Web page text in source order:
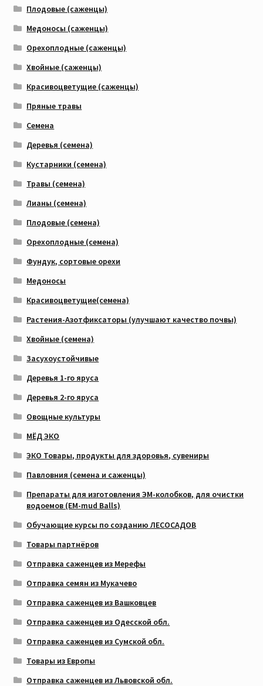
Плодовые (саженцы)
Медоносы (саженцы)
Орехоплодные (саженцы)
Хвойные (саженцы)
Красивоцветущие (саженцы)
Пряные травы
Семена
Деревья (семена)
Кустарники (семена)
Травы (семена)
Лианы (семена)
Плодовые (семена)
Орехоплодные (семена)
Фундук, сортовые орехи
Медоносы
Красивоцветущие(семена)
Растения-Азотфиксаторы (улучшают качество почвы)
Хвойные (семена)
Засухоустойчивые
Деревья 1-го яруса
Деревья 2-го яруса
Овощные культуры
МЁД ЭКО
ЭКО Товары, продукты для здоровья, сувениры
Павловния (семена и саженцы)
Препараты для изготовления ЭМ-колобков, для очистки
водоемов (EM-mud Balls)
Обучающие курсы по созданию ЛЕСОСАДОВ
Товары партнёров
Отправка саженцев из Мерефы
Отправка семян из Мукачево
Отправка саженцев из Вашковцев
Отправка саженцев из Одесской обл.
Отправка саженцев из Сумской обл.
Товары из Европы
Отправка саженцев из Львовской обл.